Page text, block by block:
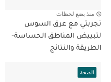
منذ بضع لحظات
تجربتي مع عرق السوس
لتبييض المناطق الحساسة-
الطريقة والنتائج
الصحة